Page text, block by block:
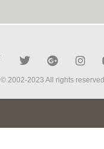
© 2002-2023 All rights reserved